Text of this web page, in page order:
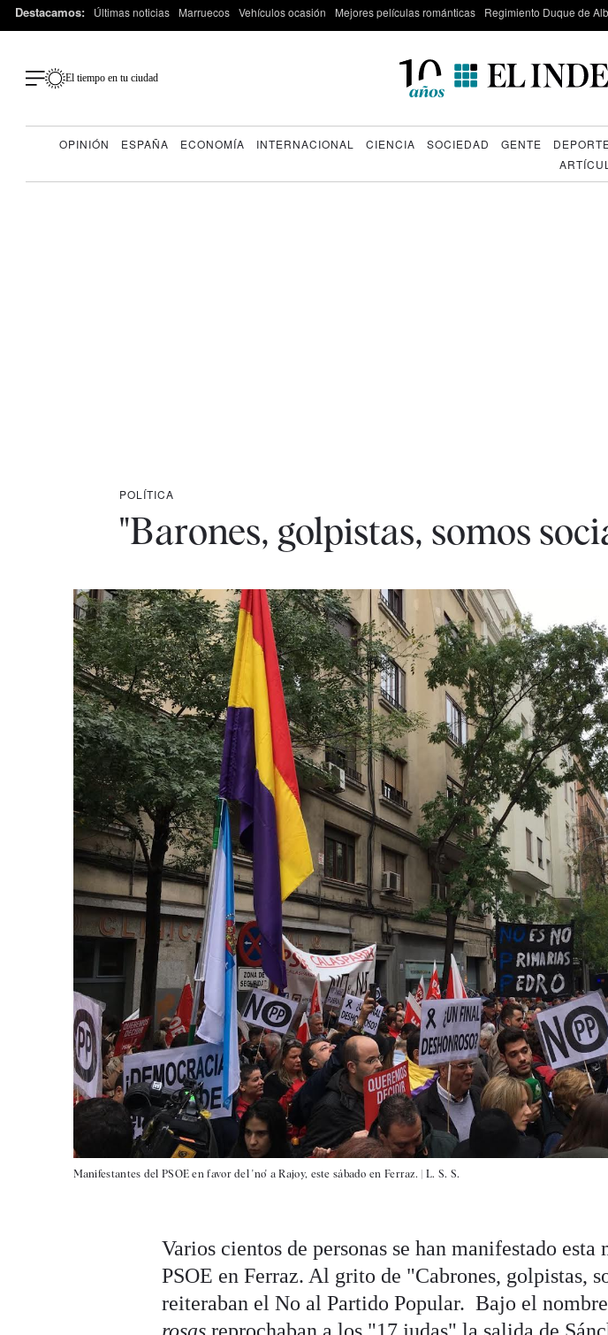
Destacamos: Últimas noticias Marruecos Vehículos ocasión Mejores películas románticas Regimiento Duque de
El tiempo en tu ciudad
OPINIÓN ESPAÑA ECONOMÍA INTERNACIONAL CIENCIA SOCIEDAD GENTE
POLÍTICA
"Barones, golpistas, somos
Manifestantes del PSOE en favor del 'no' a Rajoy, este sábado en Ferraz. | L. S. S.
Varios cientos de personas se han manifestado esta
PSOE en Ferraz. Al grito de "Cabrones, golpistas,
reiteraban el No al Partido Popular. Bajo el